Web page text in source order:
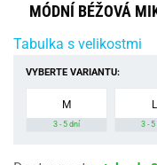
MÓDNÍ BÉŽOVÁ
Tabulka s velikostmi
VYBERTE VARIANTU:
M
3 - 5 dní
L
3 -